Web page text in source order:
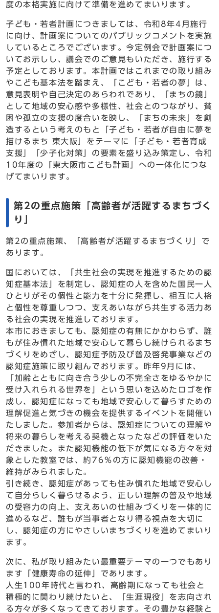
度の本格実施に向けて準備を進めてまいります。
子ども・若者計画につきましては、令和8年4月施行
に向け、計画案についてのパブリックコメントを実施
しているところでございます。今定例会で計画案につ
いてお示しし、議会でのご意見もいただき、施行する
予定としております。本計画ではこれまでの取り組み
やこども基本法を踏まえ、「こども・若者の夢」は、
意見表明や自己決定のあらわれであり、「まちの鏡」
として地域の安心感や多様性、社会とのつながり、貧
困や孤立の支援の度合いを映し、「まちの未来」を創
造するという考えのもと「子ども・若者が自由に夢を
描けるまち 東大阪」をテーマに「子ども・若者育成
支援」「少子化対策」の要素を盛り込み策定し、令和
10年度の「東大阪市こども計画」への一体化につな
げてまいります。
第2の重点施策「高齢者が活躍するまちづく
り」
第2の重点施策、「高齢者が活躍するまちづくり」で
あります。
国においては、「共生社会の実現を推進するための認
知症基本法」を制定し、認知症の人を含めた国民一人
ひとりがその個性と能力を十分に発揮し、相互に人格
と個性を尊重しつつ、支えあいながら共生する活力あ
る社会の実現を推進しております。
本市におきましても、認知症の有無にかかわらず、誰
もが住み慣れた地域で安心して暮らし続けられるまち
づくりをめざし、認知症予防及び普及啓発事業などの
認知症施策に取り組んでおります。昨年9月には、
「加齢とともに向き合う少しの不完全さをゆるやかに
受け入れられる世界を」という思いを込めたロゴを作
成し、認知症になっても地域で安心して暮らすための
理解促進と気づきの機会を提供するイベントを開催い
たしました。参加者からは、認知症についての理解や
将来の暮らしを考える契機となったなどの評価をいた
だきました。また認知機能の低下が気になる方々を対
象とした教室では、約76％の方に認知機能の改善・
維持がみられました。
引き続き、認知症があっても住み慣れた地域で安心し
て自分らしく暮らせるよう、正しい理解の普及や地域
の受容力の向上、支えあいの仕組みづくりを一体的に
進めるなど、誰もが当事者となり得る視点を大切に
し、認知症の方にやさしいまちづくりを進めてまいり
ます。
次に、私が取り組みたい最重要テーマの一つでもあり
ます「健康寿命の延伸」であります。
人生100年時代と言われ、高齢期になっても社会と
積極的に関わり続けたいと、「生涯現役」を志向され
る方々が多くなってきております。その豊かな経験と